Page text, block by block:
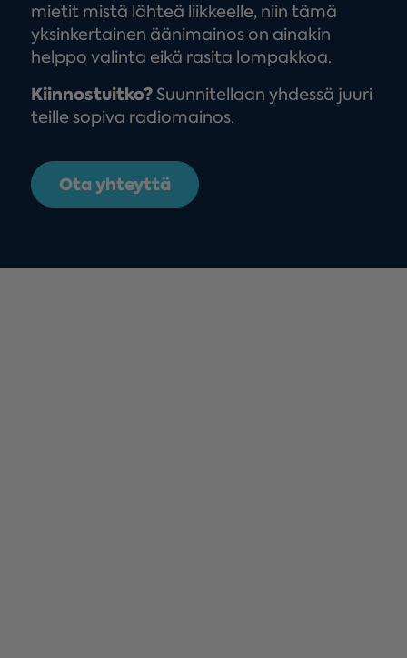
mietit mistä lähteä liikkeelle, niin tämä
yksinkertainen äänimainos on ainakin
helppo valinta eikä rasita lompakkoa.
Kiinnostuitko?Suunnitellaan yhdessä juuri
teille sopiva radiomainos.
Ota yhteyttä